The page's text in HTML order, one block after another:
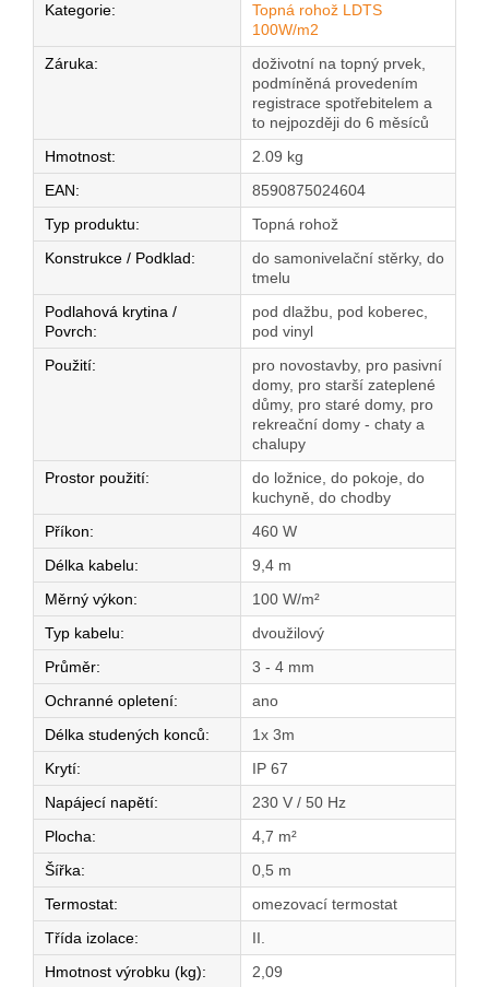
Kategorie:
Topná rohož LDTS
100W/m2
Záruka:
doživotní na topný prvek,
podmíněná provedením
registrace spotřebitelem a
to nejpozději do 6 měsíců
Hmotnost:
2.09 kg
EAN:
8590875024604
Typ produktu:
Topná rohož
Konstrukce / Podklad:
do samonivelační stěrky, do
tmelu
Podlahová krytina /
Povrch:
pod dlažbu, pod koberec,
pod vinyl
Použití:
pro novostavby, pro pasivní
domy, pro starší zateplené
důmy, pro staré domy, pro
rekreační domy - chaty a
chalupy
Prostor použití:
do ložnice, do pokoje, do
kuchyně, do chodby
Příkon:
460 W
Délka kabelu:
9,4 m
Měrný výkon:
100 W/m²
Typ kabelu:
dvoužilový
Průměr:
3 - 4 mm
Ochranné opletení:
ano
Délka studených konců:
1x 3m
Krytí:
IP 67
Napájecí napětí:
230 V / 50 Hz
Plocha:
4,7 m²
Šířka:
0,5 m
Termostat:
omezovací termostat
Třída izolace:
II.
Hmotnost výrobku (kg): 2,09